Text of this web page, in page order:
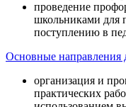
проведение
школьниками для
поступлению в
Основные направления
организация и
практических